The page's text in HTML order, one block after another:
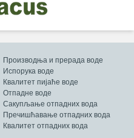
Производња и прерада воде
Испорука воде
Квалитет пијаће воде
Отпадне воде
Сакупљање отпадних вода
Пречишћавање отпадних вода
Квалитет отпадних вода